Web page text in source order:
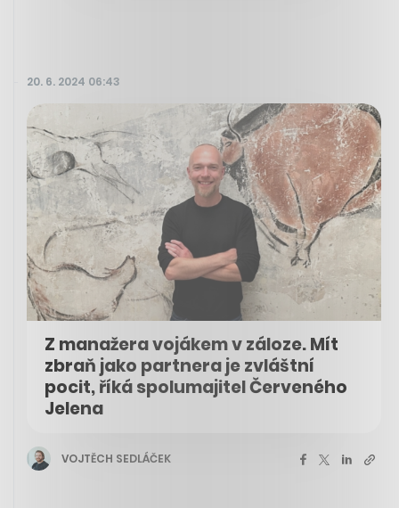
20. 6. 2024 06:43
Z manažera vojákem v záloze. Mít
zbraň jako partnera je zvláštní
pocit, říká spolumajitel Červeného
Jelena
VOJTĚCH SEDLÁČEK